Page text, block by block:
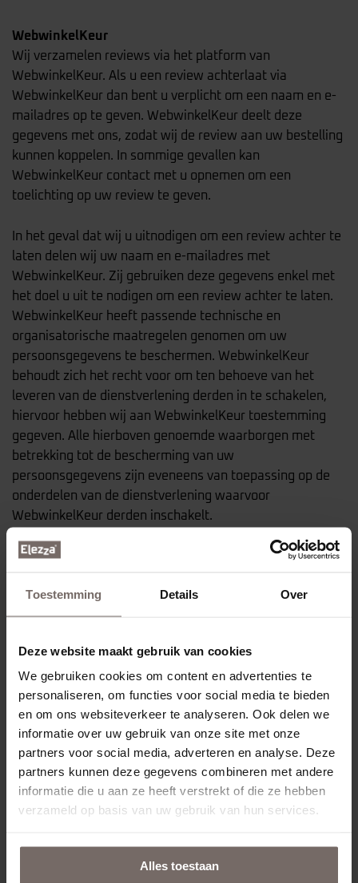
Toestemming Details Over
Deze website maakt gebruik van cookies
We gebruiken cookies om content en advertenties te
personaliseren, om functies voor social media te bieden
en om ons websiteverkeer te analyseren. Ook delen we
informatie over uw gebruik van onze site met onze
partners voor social media, adverteren en analyse. Deze
partners kunnen deze gegevens combineren met andere
informatie die u aan ze heeft verstrekt of die ze hebben
verzameld op basis van uw gebruik van hun services.
Alles toestaan
WebwinkelKeur
Wij verzamelen reviews via het platform van
WebwinkelKeur. Als u een review achterlaat via
WebwinkelKeur dan bent u verplicht om een naam en e-
mailadres op te geven. WebwinkelKeur deelt deze
gegevens met ons, zodat wij de review aan uw bestelling
kunnen koppelen. In sommige gevallen kan
WebwinkelKeur contact met u opnemen om een
toelichting op uw review te geven.
In het geval dat wij u uitnodigen om een review achter te
laten delen wij uw naam en e-mailadres met
WebwinkelKeur. Zij gebruiken deze gegevens enkel met
het doel u uit te nodigen om een review achter te laten.
WebwinkelKeur heeft passende technische en
organisatorische maatregelen genomen om uw
persoonsgegevens te beschermen. WebwinkelKeur
behoudt zich het recht voor om ten behoeve van het
leveren van de dienstverlening derden in te schakelen,
hiervoor hebben wij aan WebwinkelKeur toestemming
gegeven. Alle hierboven genoemde waarborgen met
betrekking tot de bescherming van uw
persoonsgegevens zijn eveneens van toepassing op de
onderdelen van de dienstverlening waarvoor
WebwinkelKeur derden inschakelt.
PostNL
uw pakket bij u te laten bezorgen. Wij maken gebruik van
de diensten van PostNL voor het uitvoeren van de
leveringen. Het is daarvoor noodzakelijk dat wij uw naam,
adres en woonplaatsgegevens met PostNL delen.
PostNL gebruikt deze gegevens alleen ten behoeve van
het uitvoeren van de overeenkomst. In het geval dat
PostNL onderaannemers inschakelt, stelt PostNL uw
gegevens ook aan deze partijen ter beschikking.
Facturatie en boekhouden